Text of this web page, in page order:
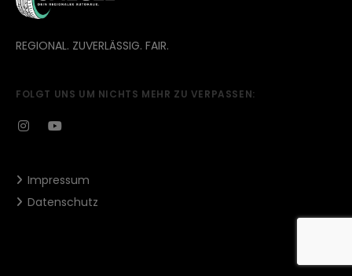
REGIONAL. ZUVERLÄSSIG. FAIR.
FOLGT UNS UM NICHTS MEHR ZU VERPASSEN:
Impressum
Datenschutz